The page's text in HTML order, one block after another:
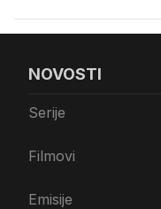
NOVOSTI
Serije
Filmovi
Emisije